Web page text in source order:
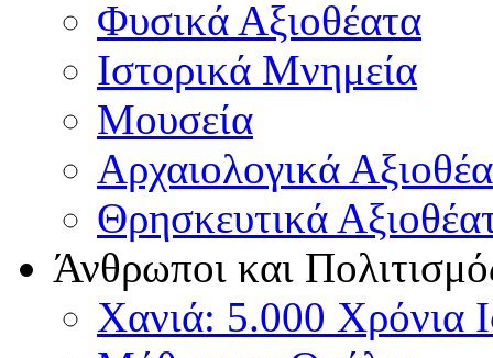
Φυσικά Αξιοθέατα
Ιστορικά Μνημεία
Μουσεία
Αρχαιολογικά
Θρησκευτικά
Άνθρωποι και
Χανιά: 5.000 Χρόνια